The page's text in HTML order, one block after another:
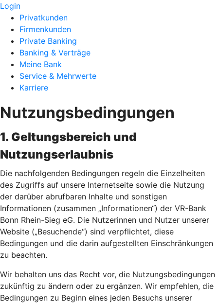
Login
Privatkunden
Firmenkunden
Private Banking
Banking & Verträge
Meine Bank
Service & Mehrwerte
Karriere
Nutzungsbedingungen
1. Geltungsbereich und
Nutzungserlaubnis
Die nachfolgenden Bedingungen regeln die Einzelheiten
des Zugriffs auf unsere Internetseite sowie die Nutzung
der darüber abrufbaren Inhalte und sonstigen
Informationen (zusammen „Informationen“) der VR-Bank
Bonn Rhein-Sieg eG. Die Nutzerinnen und Nutzer unserer
Website („Besuchende“) sind verpflichtet, diese
Bedingungen und die darin aufgestellten Einschränkungen
zu beachten.
Wir behalten uns das Recht vor, die Nutzungsbedingungen
zukünftig zu ändern oder zu ergänzen. Wir empfehlen, die
Bedingungen zu Beginn eines jeden Besuchs unserer